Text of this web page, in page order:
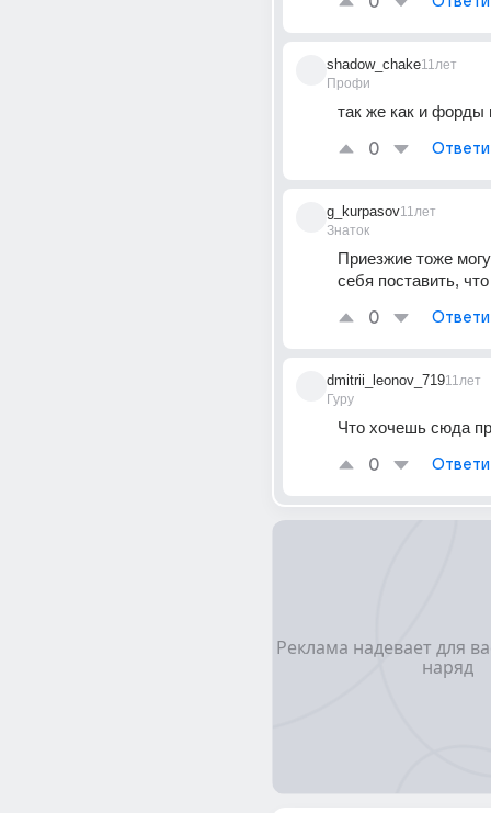
shadow_chake
Профи
11лет
так же как и форды
0
g_kurpasov
Знаток
11лет
Приезжие тоже
себя поставить,
0
dmitrii_leonov_719
Гуру
11лет
Что хочешь сюда
0